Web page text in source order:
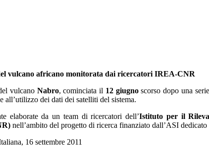
vulcano africano monitorata dai ricercatori IREA-CNR
vulcano Nabro, cominciata il 12 giugnoscorso dopo una
all’utilizzo dei dati dei satelliti del sistema.
elaborate da un team di ricercatori dell’Istituto per il
nell’ambito del progetto di ricerca finanziato dall’ASI
16 settembre 2011